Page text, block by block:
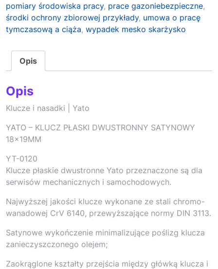
pomiary środowiska pracy, prace gazoniebezpieczne,
środki ochrony zbiorowej przykłady, umowa o pracę
tymczasową a ciąża, wypadek mesko skarżysko
Opis
Opis
Klucze i nasadki | Yato
YATO – KLUCZ PŁASKI DWUSTRONNY SATYNOWY
18x19MM
YT-0120
Klucze płaskie dwustronne Yato przeznaczone są dla
serwisów mechanicznych i samochodowych.
Najwyższej jakości klucze wykonane ze stali chromo-
wanadowej CrV 6140, przewyższające normy DIN 3113.
Satynowe wykończenie minimalizujące poślizg klucza
zanieczyszczonego olejem;
Zaokrąglone kształty przejścia między główką klucza i